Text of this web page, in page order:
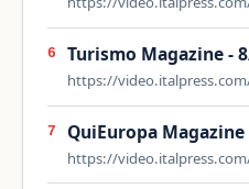
6 Turismo Magazine -
https://
7 QuiEuropa Magazine
https://